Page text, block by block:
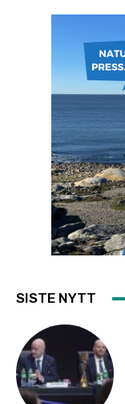
SISTE NYTT